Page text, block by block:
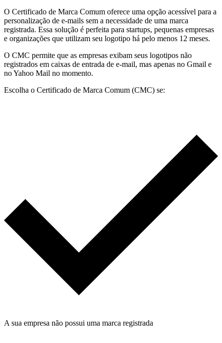
O Certificado de Marca Comum oferece uma opção acessível para a
personalização de e-mails sem a necessidade de uma marca
registrada. Essa solução é perfeita para startups, pequenas empresas
e organizações que utilizam seu logotipo há pelo menos 12 meses.
O CMC permite que as empresas exibam seus logotipos não
registrados em caixas de entrada de e-mail, mas apenas no Gmail e
no Yahoo Mail no momento.
Escolha o Certificado de Marca Comum (CMC) se:
A sua empresa não possui uma marca registrada